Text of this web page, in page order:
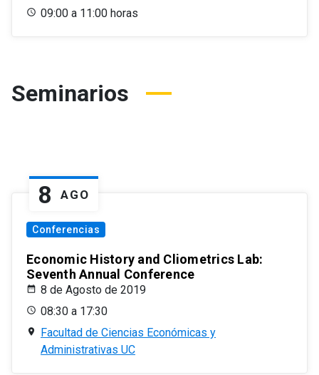
09:00 a 11:00 horas
Seminarios
8 AGO
Conferencias
Economic History and Cliometrics Lab:
Seventh Annual Conference
8 de Agosto de 2019
08:30 a 17:30
Facultad de Ciencias Económicas y
Administrativas UC